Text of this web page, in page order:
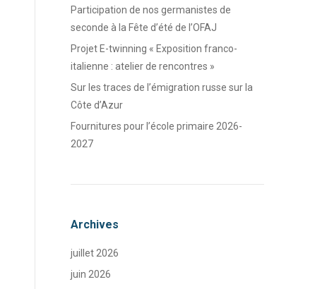
Participation de nos germanistes de
seconde à la Fête d’été de l’OFAJ
Projet E-twinning « Exposition franco-
italienne : atelier de rencontres »
Sur les traces de l’émigration russe sur la
Côte d’Azur
Fournitures pour l’école primaire 2026-
2027
Archives
juillet 2026
juin 2026